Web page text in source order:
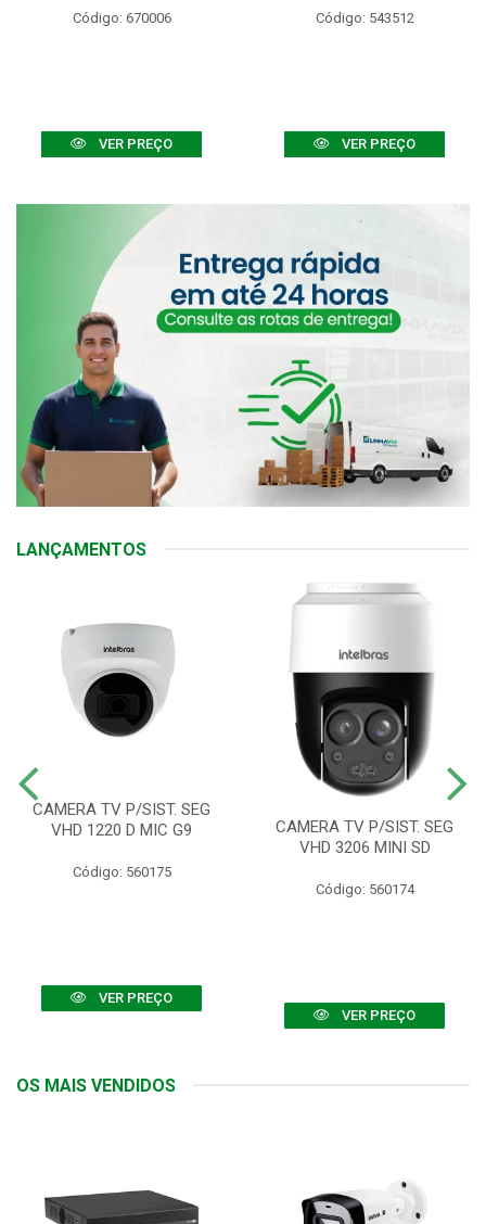
Código: 670006
VER PREÇO
Código: 543512
VER PREÇO
LANÇAMENTOS
CAMERA TV P/SIST. SEG
VHD 1220 D MIC G9
Código: 560175
VER PREÇO
CAMERA TV P/SIST. SEG
VHD 3206 MINI SD
Código: 560174
VER PREÇO
OS MAIS VENDIDOS